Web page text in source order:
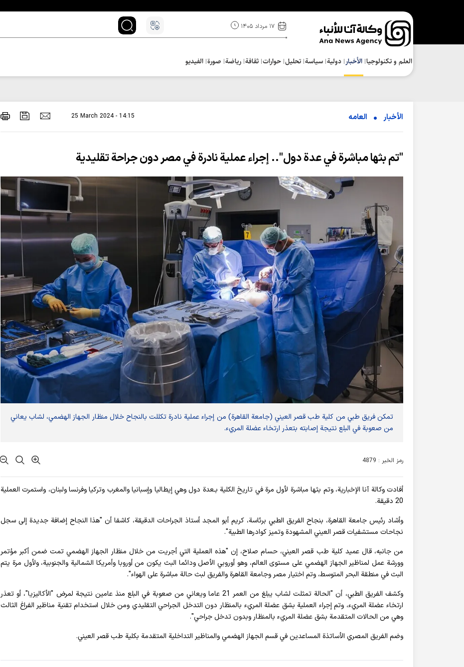
۱۷ مرداد ۱۴۰۵
العلم و تکنولوجیا الأخبار دولية سياسة تحلیل حوارات ثقافة رياضة صورة الفيديو
الأخبار العامه 25 March 2024 - 14:15
"تم بثها مباشرة في عدة دول".. إجراء عملية نادرة في مصر دون جراحة تقليدية
تمكن فريق طبي من كلية طب قصر العيني (جامعة القاهرة) من إجراء عملية نادرة تكللت بالنجاح خلال منظار الجهاز الهضمي، لشاب يعاني
من صعوبة في البلع نتيجة إصابته بتعذر ارتخاء عضلة المريء.
رمز الخبر : 4879
أفادت وکالة آنا الإخباریة، وتم بثها مباشرة لأول مرة في تاريخ الكلية بـعدة دول وهي إيطاليا وإسبانيا والمغرب وتركيا وفرنسا ولبنان، واستمرت العملية
20 دقيقة.
وأشاد رئيس جامعة القاهرة، بنجاح الفريق الطبي برئاسة، كريم أبو المجد أستاذ الجراحات الدقيقة، كاشفا أن "هذا النجاح إضافة جديدة إلى سجل
نجاحات مستشفيات قصر العيني المشهودة وتميز كوادرها الطبية".
من جانبه، قال عميد كلية طب قصر العيني، حسام صلاح، إن "هذه العملية التي أجريت من خلال منظار الجهاز الهضمي تمت ضمن أكبر مؤتمر
وورشة عمل لمناظير الجهاز الهضمي على مستوى العالم، وهو أوروبي الأصل ودائما البث يكون من أوروبا وأمريكا الشمالية والجنوبية، ولأول مرة يتم
البث في منطقة البحر المتوسط، وتم اختيار مصر وجامعة القاهرة والفريق لبث حالة مباشرة على الهواء".
وكشف الفريق الطبي، أن "الحالة تمثلت لشاب يبلغ من العمر 21 عاما ويعاني من صعوبة في البلع منذ عامين نتيجة لمرض "الأكاليزيا"، أو تعذر
ارتخاء عضلة المريء، وتم إجراء العملية بشق عضلة المريء بالمنظار دون التدخل الجراحي التقليدي ومن خلال استخدام تقنية مناظير الفراغ الثالث
وهي من الحالات المتقدمة بشق عضلة المريء بالمنظار وبدون تدخل جراحي".
وضم الفريق المصري الأساتذة المساعدين في قسم الجهاز الهضمي والمناظير التداخلية المتقدمة بكلية طب قصر العيني.